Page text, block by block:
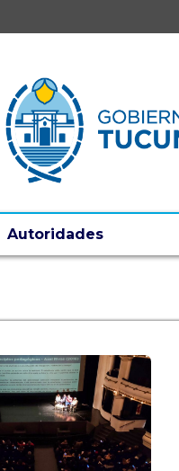
Autoridades